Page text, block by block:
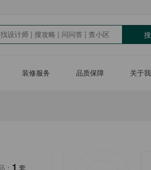
装修服务 品质保障 关于
： 1 套